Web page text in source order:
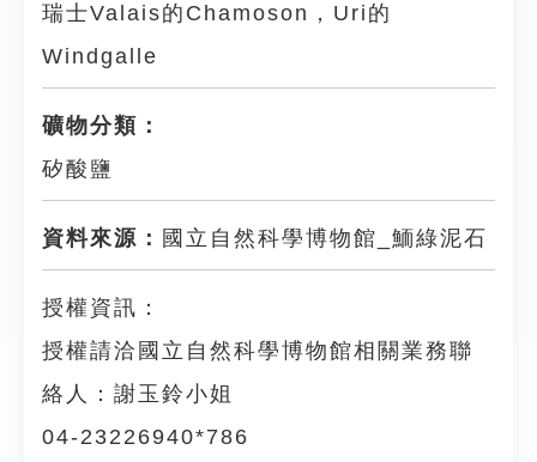
瑞士Valais的Chamoson，Uri的
Windgalle
礦物分類：
矽酸鹽
資料來源： 國立自然科學博物館_鮞綠泥石
授權資訊：
授權請洽國立自然科學博物館相關業務聯
絡人：謝玉鈴小姐
04-23226940*786